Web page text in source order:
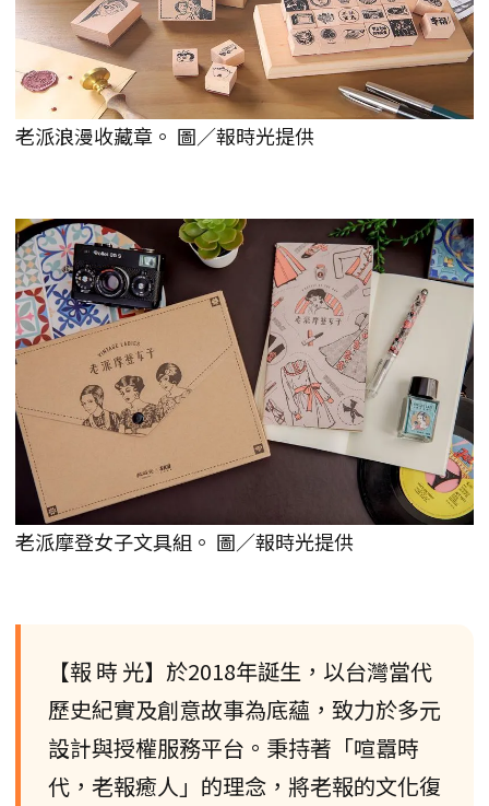
老派浪漫收藏章。 圖／報時光提供
老派摩登女子文具組。 圖／報時光提供
【報 時 光】於2018年誕生，以台灣當代
歷史紀實及創意故事為底蘊，致力於多元
設計與授權服務平台。秉持著「喧囂時
代，老報癒人」的理念，將老報的文化復